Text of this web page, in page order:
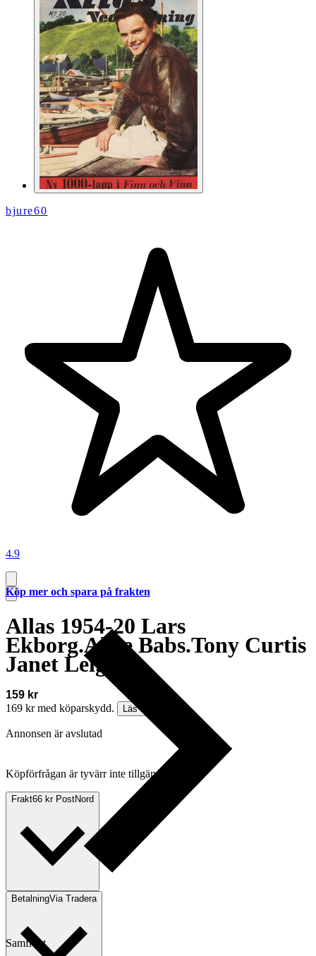
bjure60
4.9
Allas 1954-20 Lars
Ekborg.Alice Babs.Tony Curtis
Janet Leigh
159 kr
169 kr med köparskydd.
Läs mer
Annonsen är avslutad
Köpförfrågan är tyvärr inte tillgänglig.
Frakt66 kr PostNord
BetalningVia Tradera
Köp mer och spara på frakten
Samfrakt